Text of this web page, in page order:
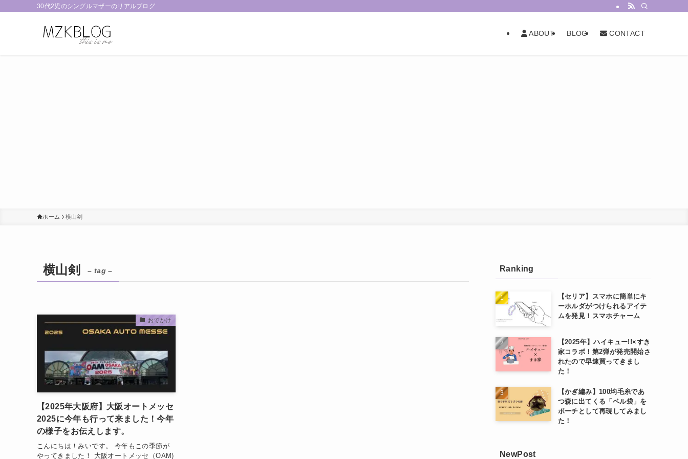
30代2児のシングルマザーのリアルブログ
ABOUT BLOG CONTACT
ホーム 横山剣
横山剣 – tag –
おでかけ
【2025年大阪府】大阪オートメッセ
2025に今年も行って来ました！今年
の様子をお伝えします。
こんにちは！みいです。 今年もこの季節が
やってきました！ 大阪オートメッセ（OAM)
Ranking
【セリア】スマホに簡単にキ
ーホルダがつけられるアイテ
ムを発見！スマホチャーム
【2025年】ハイキュー!!×すき
家コラボ！第2弾が発売開始さ
れたので早速買ってきまし
た！
【かぎ編み】100均毛糸であ
つ森に出てくる「ベル袋」を
ポーチとして再現してみまし
た！
NewPost